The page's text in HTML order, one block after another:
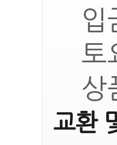
입
토
상
교환